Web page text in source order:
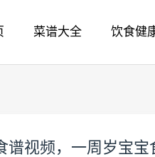
菜谱大全 饮食健
谱视频，一周岁宝宝